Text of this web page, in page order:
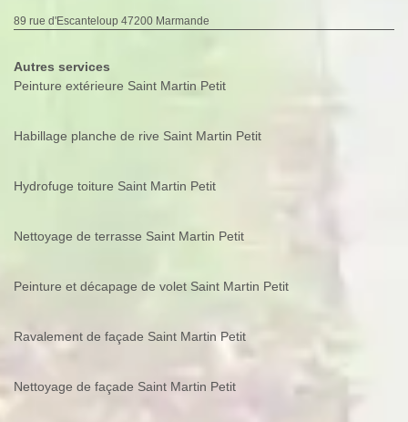
89 rue d'Escanteloup 47200 Marmande
Autres services
Peinture extérieure Saint Martin Petit
Habillage planche de rive Saint Martin Petit
Hydrofuge toiture Saint Martin Petit
Nettoyage de terrasse Saint Martin Petit
Peinture et décapage de volet Saint Martin Petit
Ravalement de façade Saint Martin Petit
Nettoyage de façade Saint Martin Petit